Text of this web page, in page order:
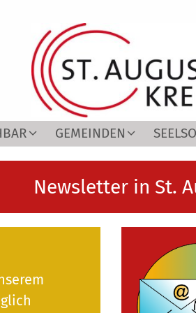
GEMEINDEN
Newsletter in St.